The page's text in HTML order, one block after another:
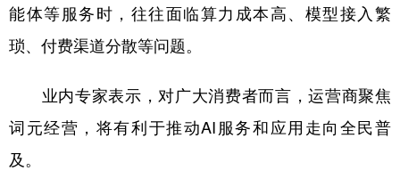
Русский язык 日本語 한국어
能体等服务时，往往面临算力成本高、模型接入繁
琐、付费渠道分散等问题。
业内专家表示，对广大消费者而言，运营商聚焦
词元经营，将有利于推动AI服务和应用走向全民普
及。